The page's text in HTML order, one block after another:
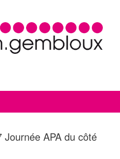
APA du côté